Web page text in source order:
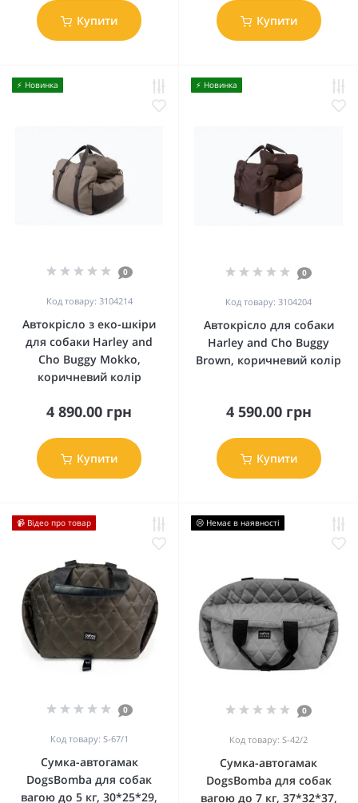
Купити Купити
⚡️ Новинка
0
Код товару: 3104214
Автокрісло з еко-шкіри
для собаки Harley and
Cho Buggy Mokko,
коричневий колір
4 890.00 грн
Купити
⚡️ Новинка
0
Код товару: 3104204
Автокрісло для собаки
Harley and Cho Buggy
Brown, коричневий колір
4 590.00 грн
Купити
📹 Відео про товар
0
Код товару: S-67/1
Сумка-автогамак
DogsBomba для собак
вагою до 5 кг, 30*25*29,
😢 Немає в наявності
0
Код товару: S-42/2
Сумка-автогамак
DogsBomba для собак
вагою до 7 кг, 37*32*37,